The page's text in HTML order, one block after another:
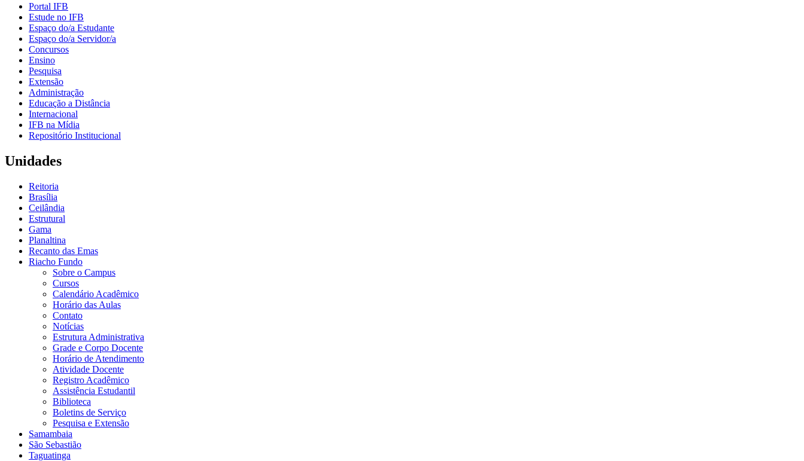
Portal IFB
Estude no IFB
Espaço do/a Estudante
Espaço do/a Servidor/a
Concursos
Ensino
Pesquisa
Extensão
Administração
Educação a Distância
Internacional
IFB na Mídia
Repositório Institucional
Unidades
Reitoria
Brasília
Ceilândia
Estrutural
Gama
Planaltina
Recanto das Emas
Riacho Fundo
Sobre o Campus
Cursos
Calendário Acadêmico
Horário das Aulas
Contato
Notícias
Estrutura Administrativa
Grade e Corpo Docente
Horário de Atendimento
Atividade Docente
Registro Acadêmico
Assistência Estudantil
Biblioteca
Boletins de Serviço
Pesquisa e Extensão
Samambaia
São Sebastião
Taguatinga